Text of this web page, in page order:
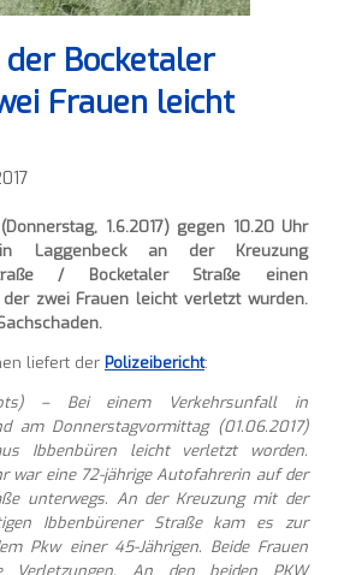
Bocketaler
Frauen leicht
1.6.2017) gegen 10.20 Uhr
Laggenbeck an der Kreuzung
/ Bocketaler Straße einen
zwei Frauen leicht verletzt wurden.
liefert der Polizeibericht:
– Bei einem Verkehrsunfall in
am Donnerstagvormittag (01.06.2017)
Ibbenbüren leicht verletzt worden.
war eine 72-jährige Autofahrerin auf der
unterwegs. An der Kreuzung mit der
Ibbenbürener Straße kam es zur
Pkw einer 45-Jährigen. Beide Frauen